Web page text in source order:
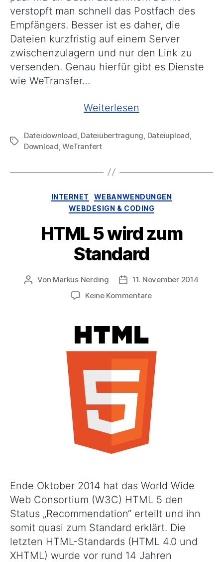
verstopft man schnell das Postfach des
Empfängers. Besser ist es daher, die
Dateien kurzfristig auf einem Server
zwischenzulagern und nur den Link zu
versenden. Genau hierfür gibt es Dienste
wie WeTransfer…
Weiterlesen
eine
Schlagwörter
Dateidownload, Dateiübertragung, Dateiupload,
Download,WeTranfert
Kategorien
INTERNET
WEBANWENDUNGEN
WEBDESIGN & CODING
HTML 5 wird zum
Standard
Beitragsautor
Von Markus Nerding Veröffentlichungsdatum
11. November 2014
Keine Kommentarezu
Standard
Ende Oktober 2014 hat das World Wide
Web Consortium (W3C) HTML 5 den
Status „Recommendation“ erteilt und ihn
somit quasi zum Standard erklärt. Die
letzten HTML-Standards (HTML 4.0 und
XHTML) wurde vor rund 14 Jahren